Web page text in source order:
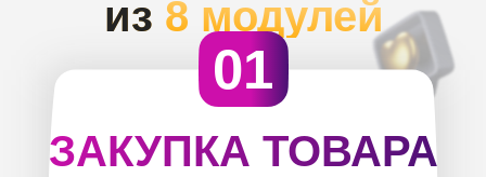
из 8 модулей
01
ЗАКУПКА ТОВАРА